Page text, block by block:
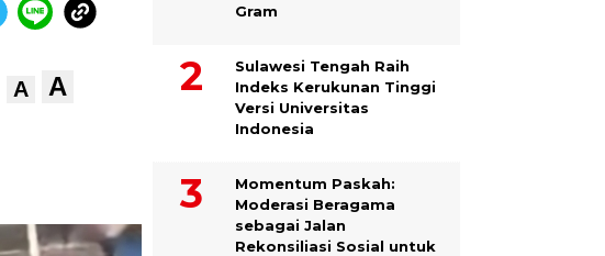
A A
Gram
Sulawesi Tengah Raih
Indeks Kerukunan Tinggi
Versi Universitas
Indonesia
Momentum Paskah:
Moderasi Beragama
sebagai Jalan
Rekonsiliasi Sosial untuk